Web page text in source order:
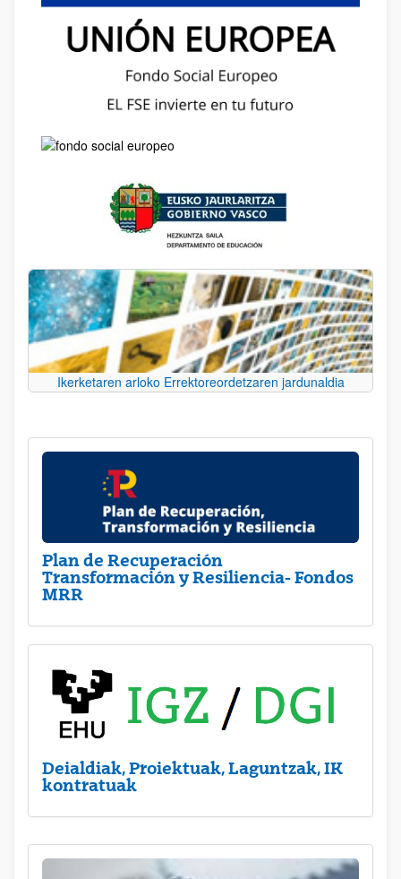
Ikerketaren arloko Errektoreordetzaren jardunaldia
Plan de Recuperación
Transformación y Resiliencia- Fondos
MRR
Deialdiak, Proiektuak, Laguntzak, IK
kontratuak